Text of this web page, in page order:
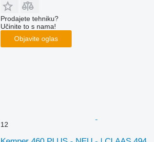
Prodajete tehniku?
Učinite to s nama!
Objavite oglas
12